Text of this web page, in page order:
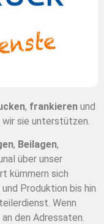
, frankieren und
sie unterstützen.
, Beilagen,
über unser
kümmern sich
Produktion bis hin
Wenn
den Adressaten.